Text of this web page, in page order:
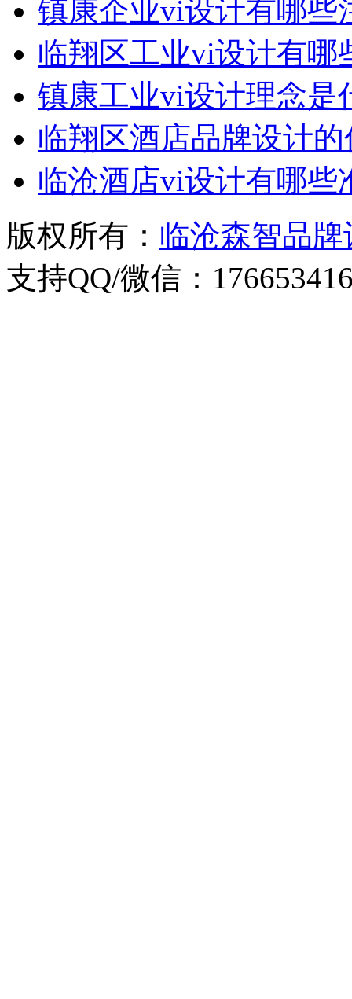
镇康企业vi设计有哪些
临翔区工业vi设计有哪
镇康工业vi设计理念是
临翔区酒店品牌设计的
临沧酒店vi设计有哪些
版权所有： 临沧森智品
支持QQ/微信：